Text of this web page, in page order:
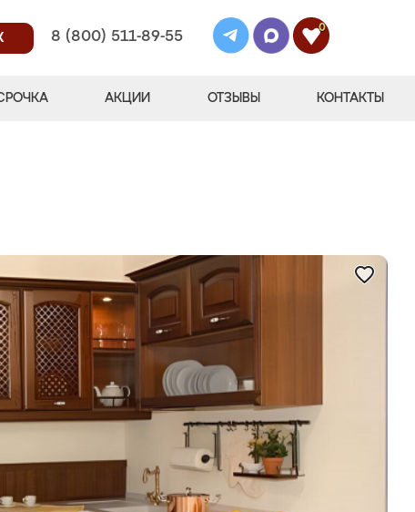
8 (800) 511-89-55
0
АКЦИИ ОТЗЫВЫ КОНТАКТЫ